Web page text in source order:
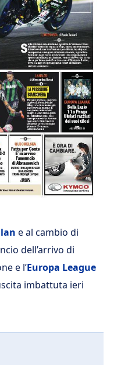
e al cambio di
dell’arrivo di
e l’Europa League
imbattuta ieri